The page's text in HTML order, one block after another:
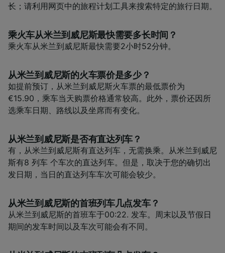
长；请利用网页中的旅程计划工具来搜索特定的旅行日期。
乘火车从米兰到威尼斯最快需要多长时间？
乘火车从米兰到威尼斯最快需要2小时52分钟。
从米兰到威尼斯的火车票价是多少？
如提前预订，从米兰到威尼斯火车票的最低票价为
€15.90，乘车当天购票价格通常较高。此外，票价还因所
选乘车日期、路线以及坐席而有变化。
从米兰到威尼斯是否有直达列车？
有，从米兰到威尼斯有直达列车，无需换乘。从米兰到威尼
斯有8 列车 个车次的直达列车。但是，取决于您的确切出
发日期，当日的直达列车车次可能会较少。
从米兰到威尼斯的首班列车几点发车？
从米兰到威尼斯的首班车于00:22. 发车。周末以及节假日
期间的发车时间以及车次可能会有不同。